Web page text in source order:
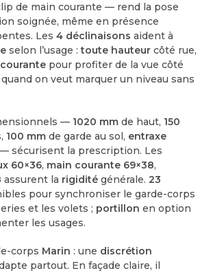
de main courante — rend la pose
soignée, même en présence
Les4 déclinaisons aident à
selon l’usage :toute hauteur côté rue,
pour profiter de la vue côté
quand on veut marquer un niveau sans
— 1020 mm de haut, 150
100 mm de garde au sol, entraxe
— sécurisent la prescription. Les
60×36, main courante 69×38,
assurent la rigidité générale. 23
pour synchroniser le garde-corps
et les volets ; portillon en option
les usages.
corps Marin : une discrétion
partout. En façade claire, il